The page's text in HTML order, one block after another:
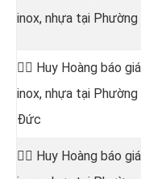
inox, nhựa tại
👷‍♂️ Huy Hoàng báo
inox, nhựa tại Phường
Đức
👷‍♂️ Huy Hoàng báo